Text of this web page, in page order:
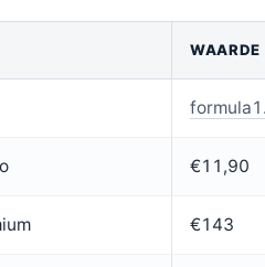
WAARDE
€11,90
€143